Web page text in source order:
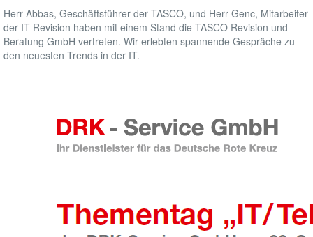
Herr Abbas, Geschäftsführer der TASCO, und Herr Genc, Mitarbeiter
der IT-Revision haben mit einem Stand die TASCO Revision und
Beratung GmbH vertreten. Wir erlebten spannende Gespräche zu
den neuesten Trends in der IT.